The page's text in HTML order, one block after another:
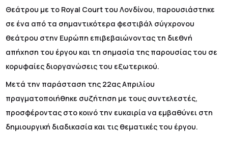
Θεάτρου με το Royal Court του Λονδίνου, παρουσιάστηκε
σε ένα από τα σημαντικότερα φεστιβάλ σύγχρονου
θεάτρου στην Ευρώπη επιβεβαιώνοντας τη διεθνή
απήχηση του έργου και τη σημασία της παρουσίας του σε
κορυφαίες διοργανώσεις του εξωτερικού.
Μετά την παράσταση της 22ας Απριλίου
πραγματοποιήθηκε συζήτηση με τους συντελεστές,
προσφέροντας στο κοινό την ευκαιρία να εμβαθύνει στη
δημιουργική διαδικασία και τις θεματικές του έργου.